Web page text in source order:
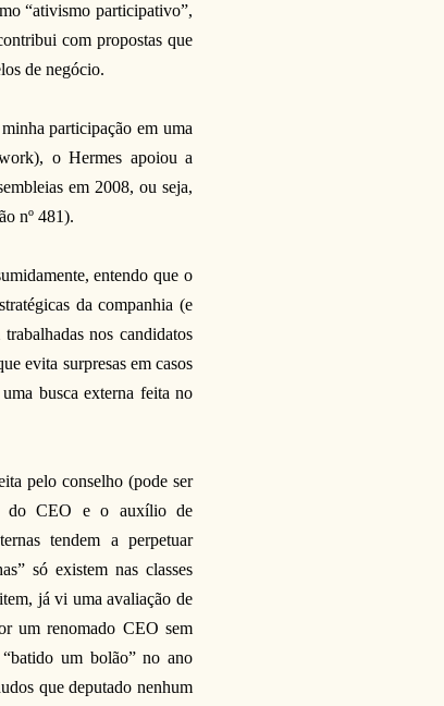
“ativismo participativo”,
com propostas que
de negócio.
participação em uma
, o Hermes apoiou a
em 2008, ou seja,
nº 481).
entendo que o
da companhia (e
nos candidatos
evita surpresas em casos
busca externa feita no
pelo conselho (pode ser
do CEO e o auxílio de
tendem a perpetuar
só existem nas classes
já vi uma avaliação de
um renomado CEO sem
um bolão” no ano
que deputado nenhum